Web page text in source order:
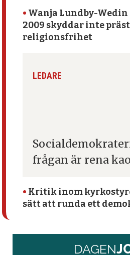
• Wanja Lundby-Wedin
2009 skyddar inte
religionsfrihet
LEDARE
frågan är rena
• Kritik inom
sätt att runda ett